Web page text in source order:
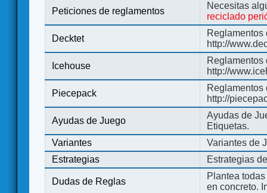
Peticiones de reglamentos
Necesitas
reciclado
Decktet
Reglamentos
http://
Icehouse
Reglamentos
http://
Piecepack
Reglamentos
http://
Ayudas de Juego
Ayudas de
Etiquetas.
Variantes
Variantes de
Estrategias
Estrategias
Dudas de Reglas
Plantea
en concreto.